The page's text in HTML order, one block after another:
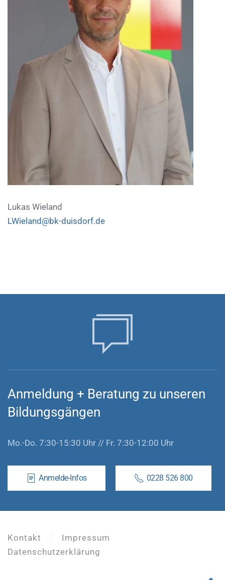
Lukas Wieland
LWieland@bk-duisdorf.de
Anmeldung + Beratung zu unseren
Bildungsgängen
Mo.-Do. 7:30-15:30 Uhr // Fr. 7:30-12:00 Uhr
Anmelde-Infos 0228 526 800
Kontakt
Impressum
Datenschutzerklärung